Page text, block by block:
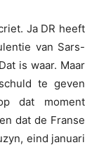
Ja DR heeft
van Sars-
is waar. Maar
te geven
dat moment
dat de Franse
eind januari